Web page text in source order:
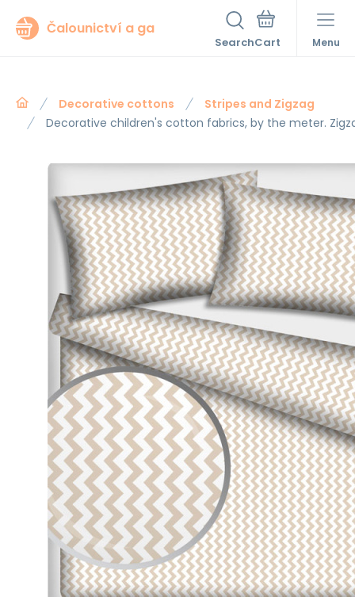
Čalounictví a ga
Search Menu
Decorative cottons
Stripes and Zigzag
Decorative children's cotton fabrics, by the meter.